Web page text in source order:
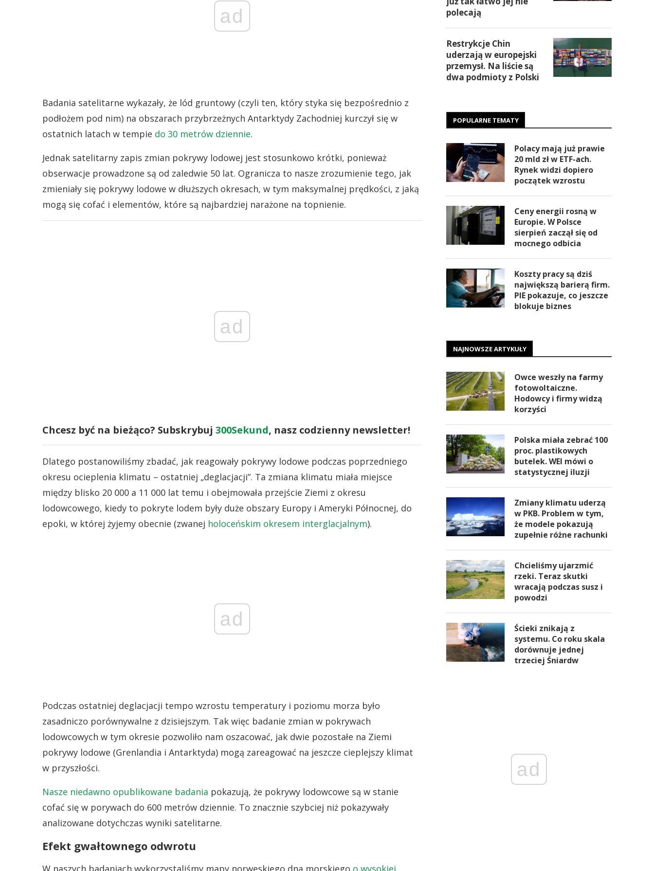
ad
Badania satelitarne wykazały, że lód gruntowy (czyli ten, który styka się bezpośrednio z
podłożem pod nim) na obszarach przybrzeżnych Antarktydy Zachodniej kurczył się w
ostatnich latach w tempie do 30 metrów dziennie.
Jednak satelitarny zapis zmian pokrywy lodowej jest stosunkowo krótki, ponieważ
obserwacje prowadzone są od zaledwie 50 lat. Ogranicza to nasze zrozumienie tego, jak
zmieniały się pokrywy lodowe w dłuższych okresach, w tym maksymalnej prędkości, z jaką
mogą się cofać i elementów, które są najbardziej narażone na topnienie.
ad
Chcesz być na bieżąco? Subskrybuj 300Sekund, nasz codzienny newsletter!
Dlatego postanowiliśmy zbadać, jak reagowały pokrywy lodowe podczas poprzedniego
okresu ocieplenia klimatu – ostatniej „deglacjacji”. Ta zmiana klimatu miała miejsce
między blisko 20 000 a 11 000 lat temu i obejmowała przejście Ziemi z okresu
lodowcowego, kiedy to pokryte lodem były duże obszary Europy i Ameryki Północnej, do
epoki, w której żyjemy obecnie (zwanej holoceńskim okresem interglacjalnym).
ad
Podczas ostatniej deglacjacji tempo wzrostu temperatury i poziomu morza było
zasadniczo porównywalne z dzisiejszym. Tak więc badanie zmian w pokrywach
lodowcowych w tym okresie pozwoliło nam oszacować, jak dwie pozostałe na Ziemi
pokrywy lodowe (Grenlandia i Antarktyda) mogą zareagować na jeszcze cieplejszy klimat
w przyszłości.
Nasze niedawno opublikowane badania pokazują, że pokrywy lodowcowe są w stanie
cofać się w porywach do 600 metrów dziennie. To znacznie szybciej niż pokazywały
analizowane dotychczas wyniki satelitarne.
Efekt gwałtownego odwrotu
W naszych badaniach wykorzystaliśmy mapy norweskiego dna morskiego o wysokiej
polecają
Restrykcje Chin
uderzają w europejski
przemysł. Na liście są
dwa podmioty z Polski
POPULARNE TEMATY
Polacy mają już prawie
20 mld zł w ETF-ach.
Rynek widzi dopiero
początek wzrostu
Ceny energii rosną w
Europie. W Polsce
sierpień zaczął się od
mocnego odbicia
Koszty pracy są dziś
największą barierą firm.
PIE pokazuje, co jeszcze
blokuje biznes
NAJNOWSZE ARTYKUŁY
Owce weszły na farmy
fotowoltaiczne.
Hodowcy i firmy widzą
korzyści
Polska miała zebrać 100
proc. plastikowych
butelek. WEI mówi o
statystycznej iluzji
Zmiany klimatu uderzą
w PKB. Problem w tym,
że modele pokazują
zupełnie różne rachunki
Chcieliśmy ujarzmić
rzeki. Teraz skutki
wracają podczas susz i
powodzi
Ścieki znikają z
systemu. Co roku skala
dorównuje jednej
trzeciej Śniardw
ad